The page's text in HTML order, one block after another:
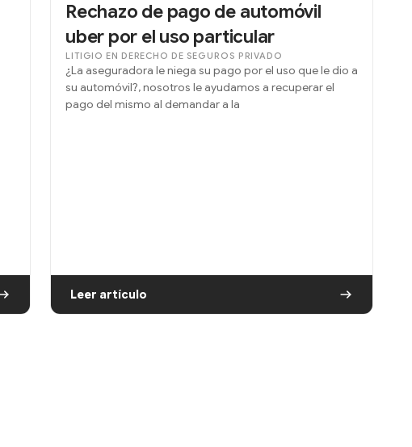
Rechazo de pago de automóvil
uber por el uso particular
LITIGIO EN DERECHO DE SEGUROS PRIVADO
¿La aseguradora le niega su pago por el uso que le dio a
su automóvil?, nosotros le ayudamos a recuperar el
pago del mismo al demandar a la
Leer artículo